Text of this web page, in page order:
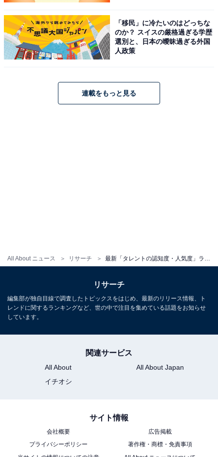
All About ニュース リサーチ 最新「タレントの認知度・人気度」ランキング！ 1位「大谷翔平」、続く2位は？【2024年11月度調査】
も多くの人々に愛され、2024年12月には真美子さんの妊
娠を公表しました。
大谷翔平選手の商品をAmazonで見る
10位までの全ランキング結果を見
「移民」に冷たいのはどっちな
のか？ スイスの厳格過ぎる学歴
選別と、日本の曖昧過ぎる外国
人政策
連載をもっと見る
リサーチ
編集部が独自目線で調査したトピックスをはじめ、最新のリリース情報、ト
レンドに関するランキングなど、世の中で注目を集めている話題をお知らせ
しています。
関連サービス
All About
All About Japan
イチオシ
サイト情報
会社概要
広告掲載
プライバシーポリシー
著作権・商標・免責事項